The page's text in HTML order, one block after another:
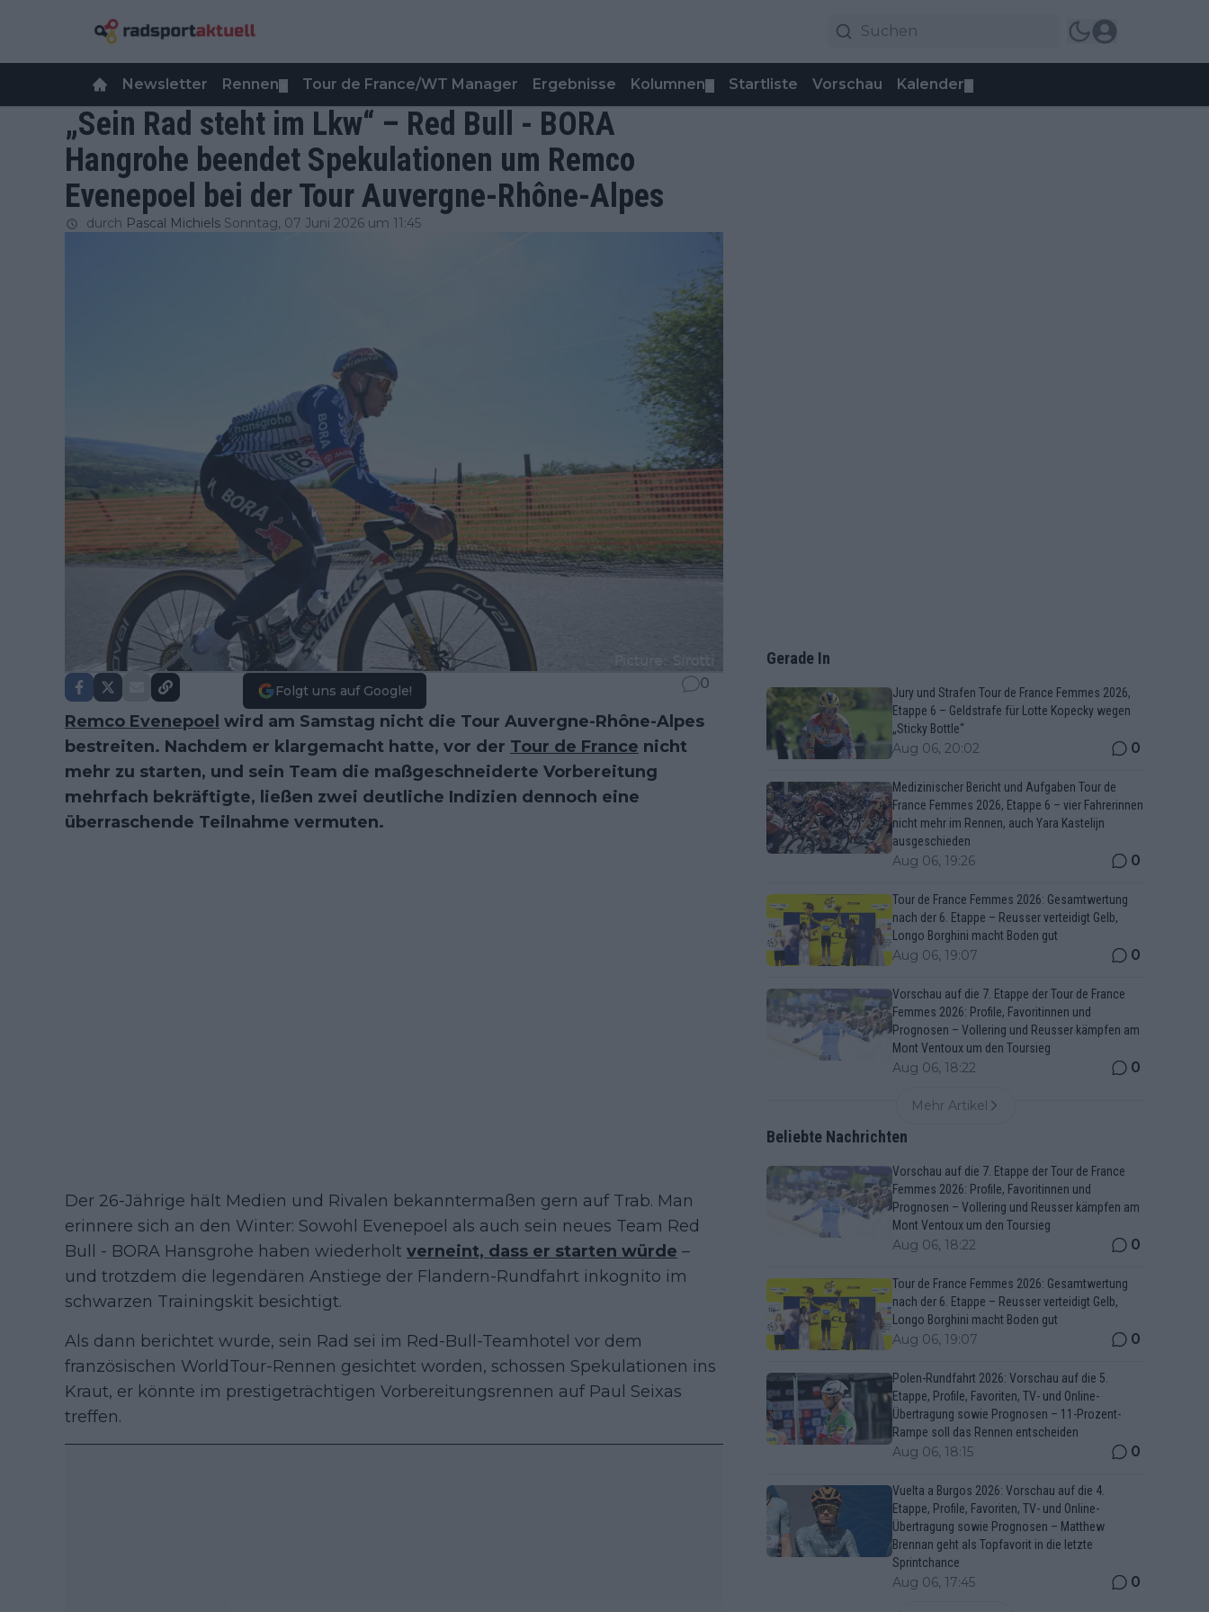
Newsletter Rennen Tour de France/WT Manager Ergebnisse Kolumnen Startliste Vorschau Kalender
„Sein Rad steht im Lkw“ – Red Bull - BORA
Hangrohe beendet Spekulationen um Remco
Evenepoel bei der Tour Auvergne-Rhône-Alpes
durch Pascal Michiels Sonntag, 07 Juni 2026 um 11:45
Folgt uns auf Google! 0
Remco Evenepoel wird am Samstag nicht die Tour Auvergne-Rhône-Alpes
bestreiten. Nachdem er klargemacht hatte, vor der Tour de France nicht
mehr zu starten, und sein Team die maßgeschneiderte Vorbereitung
mehrfach bekräftigte, ließen zwei deutliche Indizien dennoch eine
überraschende Teilnahme vermuten.
Der 26-Jährige hält Medien und Rivalen bekanntermaßen gern auf Trab. Man
erinnere sich an den Winter: Sowohl Evenepoel als auch sein neues Team Red
Bull - BORA Hansgrohe haben wiederholt verneint, dass er starten würde –
und trotzdem die legendären Anstiege der Flandern-Rundfahrt inkognito im
schwarzen Trainingskit besichtigt.
Als dann berichtet wurde, sein Rad sei im Red-Bull-Teamhotel vor dem
französischen WorldTour-Rennen gesichtet worden, schossen Spekulationen ins
Kraut, er könnte im prestigeträchtigen Vorbereitungsrennen auf Paul Seixas
treffen.
Gerade In
Jury und Strafen Tour de France Femmes 2026,
Etappe 6 – Geldstrafe für Lotte Kopecky wegen
„Sticky Bottle“
Aug 06, 20:02 0
Medizinischer Bericht und Aufgaben Tour de
France Femmes 2026, Etappe 6 – vier Fahrerinnen
nicht mehr im Rennen, auch Yara Kastelijn
ausgeschieden
Aug 06, 19:26 0
Tour de France Femmes 2026: Gesamtwertung
nach der 6. Etappe – Reusser verteidigt Gelb,
Longo Borghini macht Boden gut
Aug 06, 19:07 0
Vorschau auf die 7. Etappe der Tour de France
Femmes 2026: Profile, Favoritinnen und
Prognosen – Vollering und Reusser kämpfen am
Mont Ventoux um den Toursieg
Aug 06, 18:22 0
Mehr Artikel
Beliebte Nachrichten
Vorschau auf die 7. Etappe der Tour de France
Femmes 2026: Profile, Favoritinnen und
Prognosen – Vollering und Reusser kämpfen am
Mont Ventoux um den Toursieg
Aug 06, 18:22 0
Tour de France Femmes 2026: Gesamtwertung
nach der 6. Etappe – Reusser verteidigt Gelb,
Longo Borghini macht Boden gut
Aug 06, 19:07 0
Polen-Rundfahrt 2026: Vorschau auf die 5.
Etappe, Profile, Favoriten, TV- und Online-
Übertragung sowie Prognosen – 11-Prozent-
Rampe soll das Rennen entscheiden
Aug 06, 18:15 0
Vuelta a Burgos 2026: Vorschau auf die 4.
Etappe, Profile, Favoriten, TV- und Online-
Übertragung sowie Prognosen – Matthew
Brennan geht als Topfavorit in die letzte
Sprintchance
Aug 06, 17:45 0